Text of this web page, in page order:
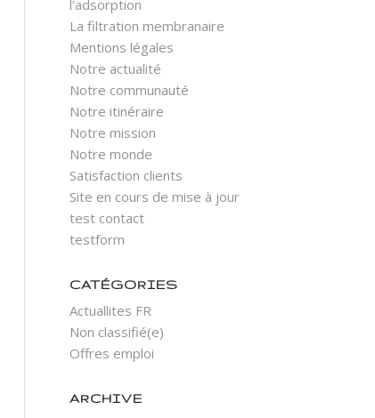
l’adsorption
La filtration membranaire
Mentions légales
Notre actualité
Notre communauté
Notre itinéraire
Notre mission
Notre monde
Satisfaction clients
Site en cours de mise à jour
test contact
testform
CATÉGORIES
Actuallites FR
Non classifié(e)
Offres emploi
ARCHIVE